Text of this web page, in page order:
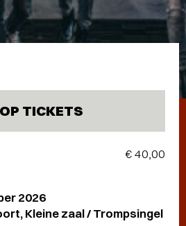
2026
Kleine zaal / Trompsingel
TICKETS
€ 40,00